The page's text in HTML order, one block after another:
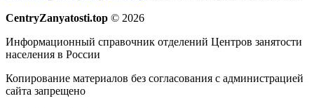
CentryZanyatosti.top © 2026
Информационный справочник отделений Центров занятости
населения в России
Копирование материалов без согласования с администрацией
сайта запрещено